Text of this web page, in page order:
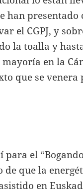
han presentado
el CGPJ, y
la toalla y
mayoría en la
que se venera
para el
de que la
en